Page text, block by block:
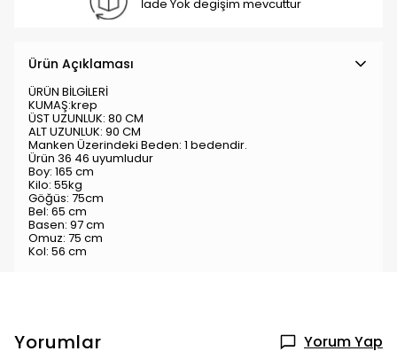
İade Yok degişim mevcuttur
Ürün Açıklaması
ÜRÜN BİLGİLERİ
KUMAŞ:krep
ÜST UZUNLUK: 80 CM
ALT UZUNLUK: 90 CM
Manken Üzerindeki Beden: 1 bedendir.
Ürün 36 46 uyumludur
Boy: 165 cm
Kilo: 55kg
Göğüs: 75cm
Bel: 65 cm
Basen: 97 cm
Omuz: 75 cm
Kol: 56 cm
Yorumlar Yorum Yap